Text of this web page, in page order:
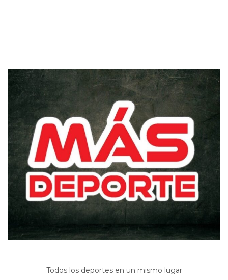
Todos los deportes en un mismo lugar